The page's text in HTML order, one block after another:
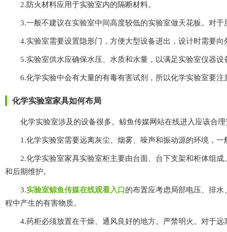
2.防火材料应用于实验室内的隔断材料。
3.一般不建议在实验室中间高度较低的实验室做天花板。对于层高
4.实验室需要设置隐形门，方便大型设备进出，设计时需要向外
5.实验室供水应确保水压、水质和水量，以满足实验室仪器设
6.化学实验中会有大量的有毒有害试剂，所以化学实验室要注意
化学实验室家具如何布局
化学实验室涉及的设备很多。鲸鱼传媒网站在线进入应该合理安排
1.化学实验室需要远离灰尘、烟雾、噪声和振动源的环境，一
2.化学实验室家具实验室柜主要由台面、台下支架和柜体组成。
和后期维护。
3.实验室鲸鱼传媒在线观看入口 的布置应考虑局部电压、排水
程中产生的有害物质。
4.药柜必须放置在干燥、通风良好的地方。严禁明火。对于远